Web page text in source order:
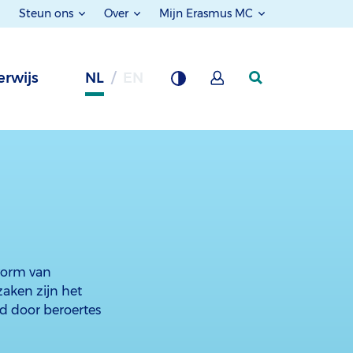
Steun ons Over Mijn Erasmus MC
NL
van
zijn het
door beroertes